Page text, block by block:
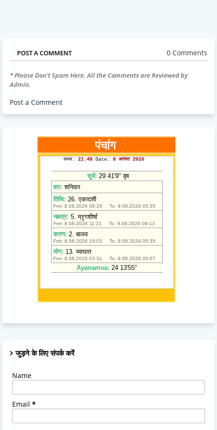
POST A COMMENT 0 Comments
* Please Don't Spam Here. All the Comments are Reviewed by
Admin.
Post a Comment
जुड़ने के लिए संपर्क करें
Name
Email *